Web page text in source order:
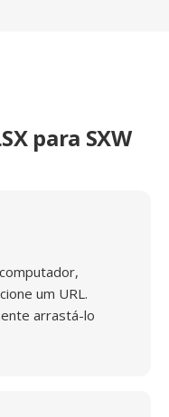
para SXW
um URL.
arrastá-lo